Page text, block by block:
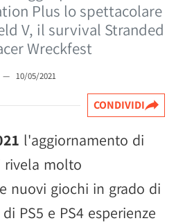
Plus lo spettacolare
V, il survival Stranded
Wreckfest
— 10/05/2021
CONDIVIDI
l'aggiornamento di
rivela molto
nuovi giochi in grado di
PS5 e PS4 esperienze